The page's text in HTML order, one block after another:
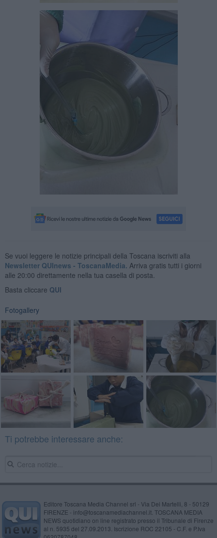
Se vuoi leggere le notizie principali della Toscana iscriviti alla
Newsletter QUInews - ToscanaMedia. Arriva gratis tutti i giorni
alle 20:00 direttamente nella tua casella di posta.
Basta cliccare QUI
Fotogallery
Ti potrebbe interessare anche:
Editore Toscana Media Channel srl - Via Dei Martelli, 8 - 50129
FIRENZE - info@toscanamediachannel.it. TOSCANA MEDIA
NEWS quotidiano on line registrato presso il Tribunale di Firenze
al n. 5935 del 27.09.2013. Iscrizione ROC 22105 - C.F. e P.Iva